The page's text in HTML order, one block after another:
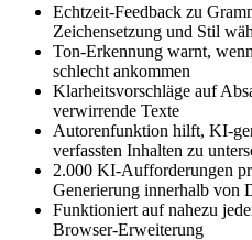
Echtzeit-Feedback zu
Zeichensetzung und Stil
Ton-Erkennung warnt,
schlecht ankommen
Klarheitsvorschläge auf
verwirrende Texte
Autorenfunktion hilft, KI-
verfassten Inhalten zu
2.000 KI-Aufforderungen
Generierung innerhalb von
Funktioniert auf nahezu
Browser-Erweiterung